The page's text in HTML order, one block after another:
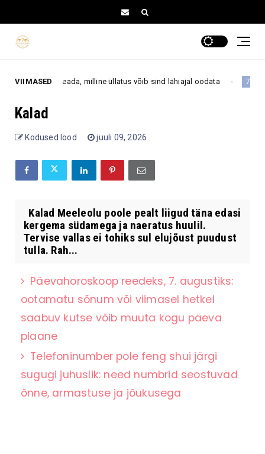
VIIMASED
ja saa teada, milline üllatus võib sind lähiajal oodata 7. august
Kalad
Kodused lood juuli 09, 2026
Kalad Meeleolu poole pealt liigud täna edasi
kergema südamega ja naeratus huulil.
Tervise vallas ei tohiks sul elujõust puudust
tulla. Rah...
Päevahoroskoop reedeks, 7. augustiks:
ootamatu sõnum või viimasel hetkel
saabuv kutse võib muuta kogu päeva
plaane
Telefoninumber pole feng shui järgi
sugugi juhuslik: need numbrid seostuvad
õnne, armastuse ja jõukusega